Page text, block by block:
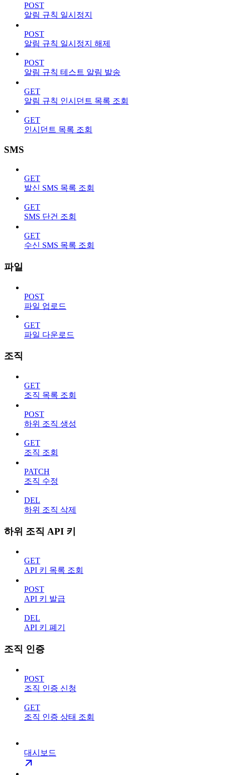
POST
알림 규칙 일시정지
POST
알림 규칙 일시정지 해제
POST
알림 규칙 테스트 알림 발송
GET
알림 규칙 인시던트 목록 조회
GET
인시던트 목록 조회
SMS
GET
발신 SMS 목록 조회
GET
SMS 단건 조회
GET
수신 SMS 목록 조회
파일
POST
파일 업로드
GET
파일 다운로드
조직
GET
조직 목록 조회
POST
하위 조직 생성
GET
조직 조회
PATCH
조직 수정
DEL
하위 조직 삭제
하위 조직 API 키
GET
API 키 목록 조회
POST
API 키 발급
DEL
API 키 폐기
조직 인증
POST
조직 인증 신청
GET
조직 인증 상태 조회
대시보드